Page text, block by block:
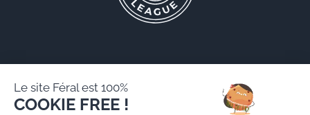
Le site Féral est 100%
COOKIE FREE !